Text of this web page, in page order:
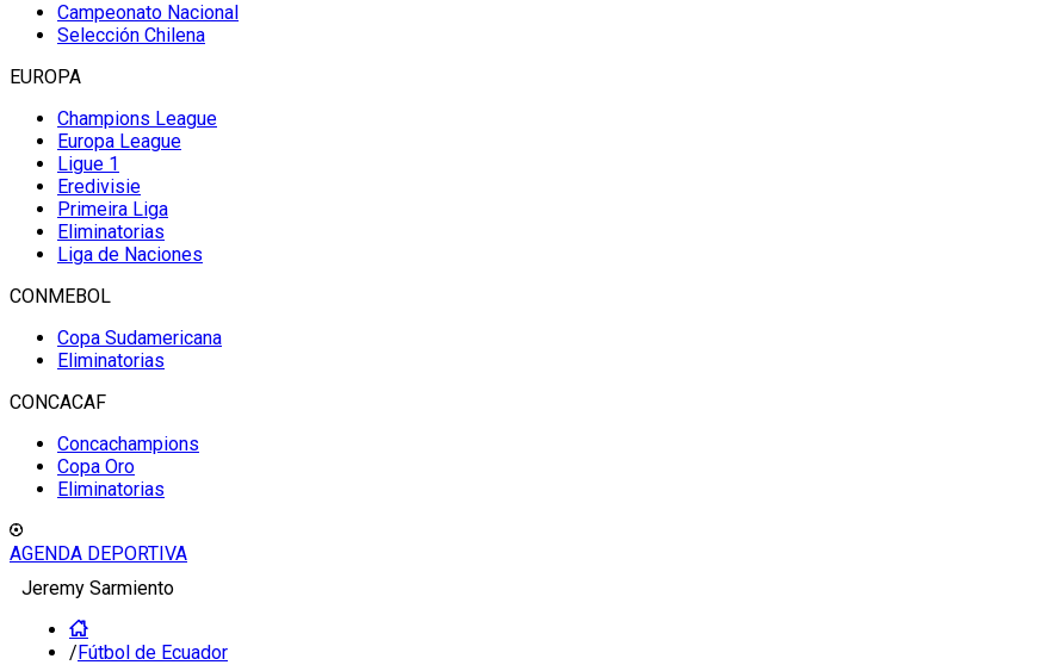
Campeonato Nacional
Selección Chilena
EUROPA
Champions League
Europa League
Ligue 1
Eredivisie
Primeira Liga
Eliminatorias
Liga de Naciones
CONMEBOL
Copa Sudamericana
Eliminatorias
CONCACAF
Concachampions
Copa Oro
Eliminatorias
AGENDA DEPORTIVA
Jeremy Sarmiento
/Fútbol de Ecuador